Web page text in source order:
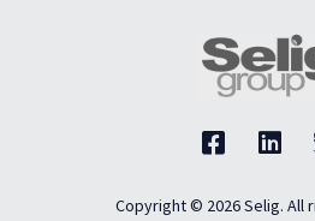
Copyright © 2026 Selig. All